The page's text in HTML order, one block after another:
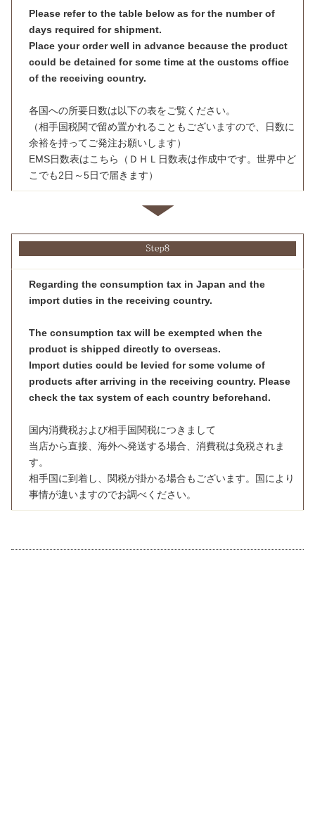
Please refer to the table below as for the number of
days required for shipment.
Place your order well in advance because the product
could be detained for some time at the customs office
of the receiving country.
各国への所要日数は以下の表をご覧ください。
（相手国税関で留め置かれることもございますので、日数に
余裕を持ってご発注お願いします）
EMS日数表はこちら
（ＤＨＬ日数表は作成中です。世界中ど
こでも2日～5日で届きます）
Regarding the consumption tax in Japan and the
import duties in the receiving country.
The consumption tax will be exempted when the
product is shipped directly to overseas.
Import duties could be levied for some volume of
products after arriving in the receiving country. Please
check the tax system of each country beforehand.
国内消費税および相手国関税につきまして
当店から直接、海外へ発送する場合、消費税は免税されま
す。
相手国に到着し、関税が掛かる場合もございます。国により
事情が違いますのでお調べください。